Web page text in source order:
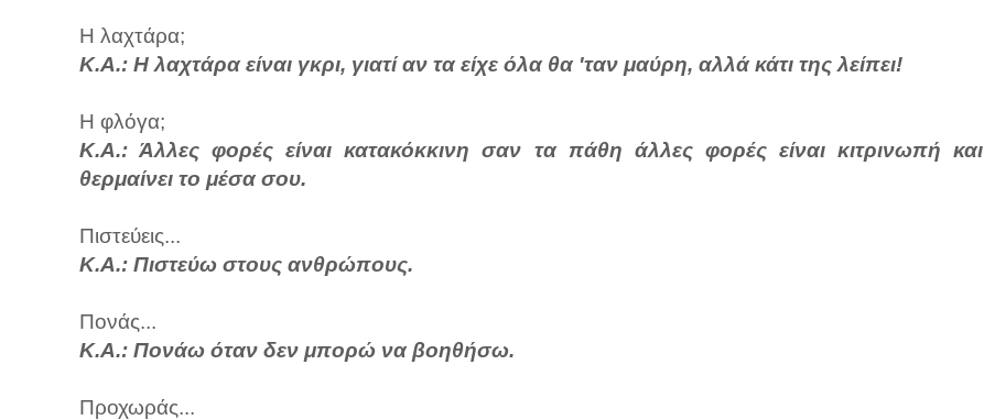
Η λαχτάρα;
Κ.Α.: Η λαχτάρα είναι γκρι, γιατί αν τα είχε όλα θα 'ταν μαύρη, αλλά κάτι της λείπει!
Η φλόγα;
Κ.Α.: Άλλες φορές είναι κατακόκκινη σαν τα πάθη άλλες φορές είναι κιτρινωπή και
θερμαίνει το μέσα σου.
Πιστεύεις...
Κ.Α.: Πιστεύω στους ανθρώπους.
Πονάς...
Κ.Α.: Πονάω όταν δεν μπορώ να βοηθήσω.
Προχωράς...